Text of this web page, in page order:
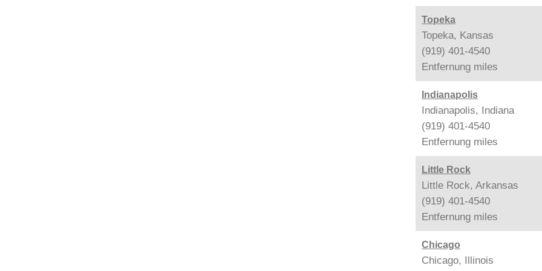
Topeka
Topeka, Kansas
(919) 401-4540
Entfernung miles
Indianapolis
Indianapolis, Indiana
(919) 401-4540
Entfernung miles
Little Rock
Little Rock, Arkansas
(919) 401-4540
Entfernung miles
Chicago
Chicago, Illinois